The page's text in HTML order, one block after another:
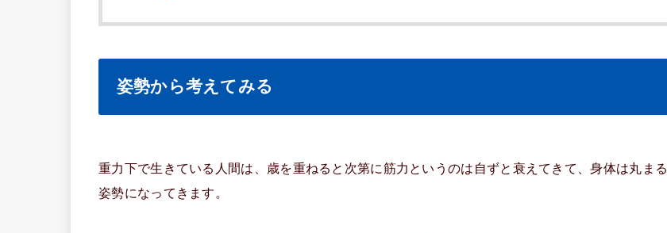
姿勢から考えてみる
重力下で生きている人間は、歳を重ねると次第に筋力というのは自ずと衰えてきて、身体は丸まる
姿勢になってきます。